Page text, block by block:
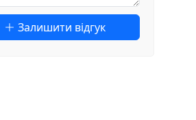
Залишити відгук